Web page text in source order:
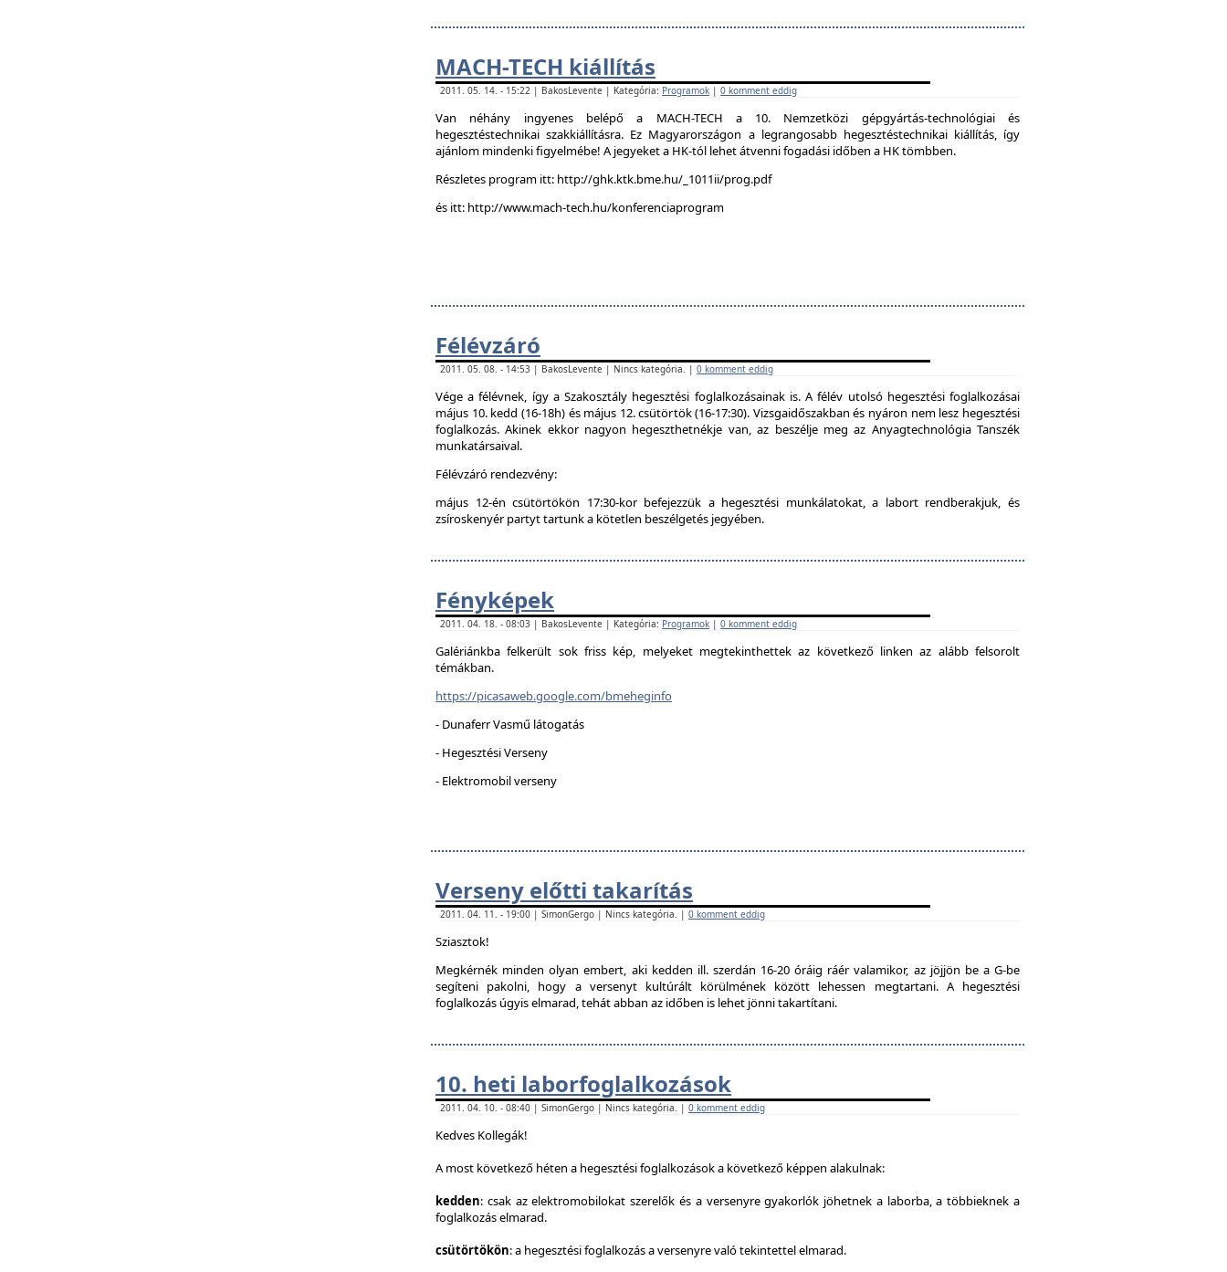
MACH-TECH kiállítás
2011. 05. 14. - 15:22 | BakosLevente | Kategória: Programok | 0 komment eddig
Van néhány ingyenes belépő a MACH-TECH a 10. Nemzetközi gépgyártás-technológiai és
hegesztéstechnikai szakkiállításra. Ez Magyarországon a legrangosabb hegesztéstechnikai kiállítás, így
ajánlom mindenki figyelmébe! A jegyeket a HK-tól lehet átvenni fogadási időben a HK tömbben.
Részletes program itt: http://ghk.ktk.bme.hu/_1011ii/prog.pdf
és itt: http://www.mach-tech.hu/konferenciaprogram
Félévzáró
2011. 05. 08. - 14:53 | BakosLevente | Nincs kategória. | 0 komment eddig
Vége a félévnek, így a Szakosztály hegesztési foglalkozásainak is. A félév utolsó hegesztési foglalkozásai
május 10. kedd (16-18h) és május 12. csütörtök (16-17:30). Vizsgaidőszakban és nyáron nem lesz hegesztési
foglalkozás. Akinek ekkor nagyon hegeszthetnékje van, az beszélje meg az Anyagtechnológia Tanszék
munkatársaival.
Félévzáró rendezvény:
május 12-én csütörtökön 17:30-kor befejezzük a hegesztési munkálatokat, a labort rendberakjuk, és
zsíroskenyér partyt tartunk a kötetlen beszélgetés jegyében.
Fényképek
2011. 04. 18. - 08:03 | BakosLevente | Kategória: Programok | 0 komment eddig
Galériánkba felkerült sok friss kép, melyeket megtekinthettek az következő linken az alább felsorolt
témákban.
https://picasaweb.google.com/bmeheginfo
- Dunaferr Vasmű látogatás
- Hegesztési Verseny
- Elektromobil verseny
Verseny előtti takarítás
2011. 04. 11. - 19:00 | SimonGergo | Nincs kategória. | 0 komment eddig
Sziasztok!
Megkérnék minden olyan embert, aki kedden ill. szerdán 16-20 óráig ráér valamikor, az jöjjön be a G-be
segíteni pakolni, hogy a versenyt kultúrált körülmének között lehessen megtartani. A hegesztési
foglalkozás úgyis elmarad, tehát abban az időben is lehet jönni takartítani.
10. heti laborfoglalkozások
2011. 04. 10. - 08:40 | SimonGergo | Nincs kategória. | 0 komment eddig
Kedves Kollegák!
A most következő héten a hegesztési foglalkozások a következő képpen alakulnak:
kedden: csak az elektromobilokat szerelők és a versenyre gyakorlók jöhetnek a laborba, a többieknek a
foglalkozás elmarad.
csütörtökön: a hegesztési foglalkozás a versenyre való tekintettel elmarad.